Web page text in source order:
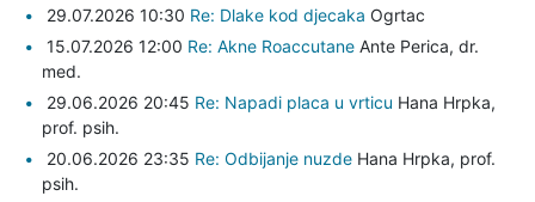
29.07.2026 10:30 Re: Dlake kod djecaka Ogrtac
15.07.2026 12:00 Re: Akne Roaccutane Ante Perica, dr.
med.
29.06.2026 20:45 Re: Napadi placa u vrticu Hana Hrpka,
prof. psih.
20.06.2026 23:35 Re: Odbijanje nuzde Hana Hrpka, prof.
psih.